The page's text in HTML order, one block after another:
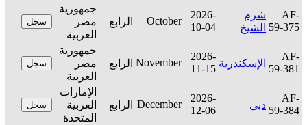
AF-
59-375
شرم
الشيخ
2026-
10-04
October الرابع
جمهورية
مصر
العربية
سجل
AF-
59-381 الإسكندرية
2026-
11-15
November الرابع
جمهورية
مصر
العربية
سجل
AF-
59-384 دبي
2026-
12-06
December الرابع
الإمارات
العربية
المتحدة
سجل